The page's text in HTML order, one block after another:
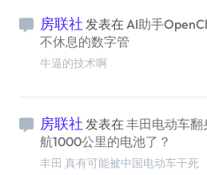
房联社 发表在 AI助手
不休息的数字管
牛逼的技术啊
房联社 发表在 丰田电动车
航1000公里的电池了？
丰田 真有可能被中国电动车干死